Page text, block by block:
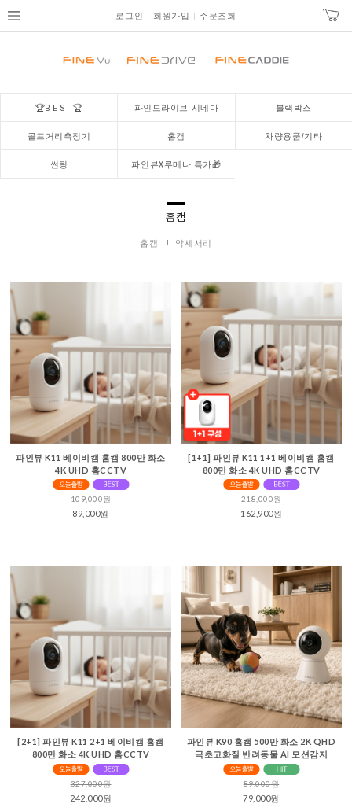
로그인 회원가입 주문조회
🏆B E S T🏆 파인드라이브 시네마 블랙박스
골프거리측정기 홈캠 차량용품/기타
썬팅 파인뷰X루메나 특가🎁
홈캠
홈캠 악세서리
파인뷰 K11 베이비캠 홈캠 800만 화소
4K UHD 홈CCTV
109,000원
89,000원
[1+1] 파인뷰 K11 1+1 베이비캠 홈캠
800만 화소 4K UHD 홈CCTV
218,000원
162,900원
[2+1] 파인뷰 K11 2+1 베이비캠 홈캠
800만 화소 4K UHD 홈CCTV
327,000원
242,000원
파인뷰 K90 홈캠 500만 화소 2K QHD
극초고화질 반려동물 AI 모션감지
89,000원
79,000원